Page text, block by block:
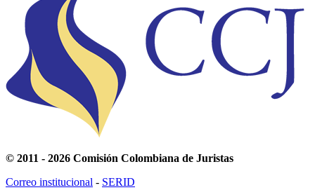
© 2011 - 2026 Comisión Colombiana de Juristas
Correo institucional - SERID